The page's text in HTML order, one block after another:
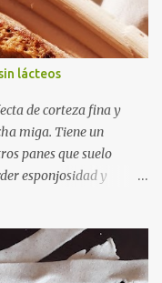
lácteos
de corteza fina y
miga. Tiene un
panes que suelo
esponjosidad y